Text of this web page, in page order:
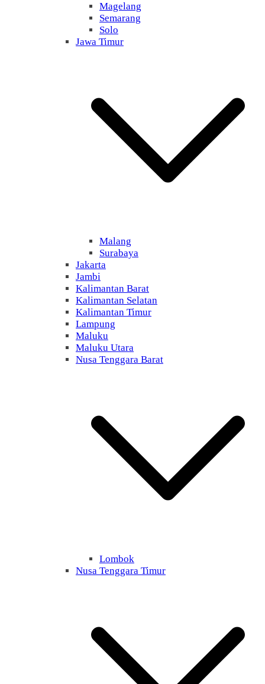
Magelang
Semarang
Solo
Jawa Timur
Malang
Surabaya
Jakarta
Jambi
Kalimantan Barat
Kalimantan Selatan
Kalimantan Timur
Lampung
Maluku
Maluku Utara
Nusa Tenggara Barat
Lombok
Nusa Tenggara Timur